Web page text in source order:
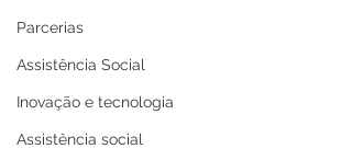
Parcerias
Assistência Social
Inovação e tecnologia
Assistência social